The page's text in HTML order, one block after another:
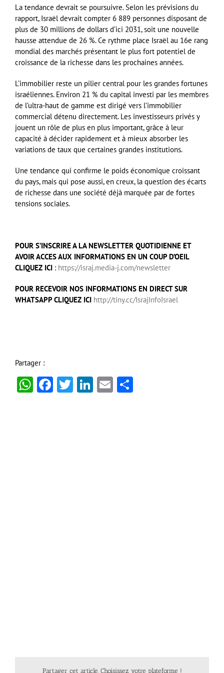
La tendance devrait se poursuivre. Selon les prévisions du
rapport, Israël devrait compter 6 889 personnes disposant de
plus de 30 millions de dollars d’ici 2031, soit une nouvelle
hausse attendue de 26 %. Ce rythme place Israël au 16e rang
mondial des marchés présentant le plus fort potentiel de
croissance de la richesse dans les prochaines années.
L’immobilier reste un pilier central pour les grandes fortunes
israéliennes. Environ 21 % du capital investi par les membres
de l’ultra-haut de gamme est dirigé vers l’immobilier
commercial détenu directement. Les investisseurs privés y
jouent un rôle de plus en plus important, grâce à leur
capacité à décider rapidement et à mieux absorber les
variations de taux que certaines grandes institutions.
Une tendance qui confirme le poids économique croissant
du pays, mais qui pose aussi, en creux, la question des écarts
de richesse dans une société déjà marquée par de fortes
tensions sociales.
POUR S’INSCRIRE A LA NEWSLETTER QUOTIDIENNE ET
AVOIR ACCES AUX INFORMATIONS EN UN COUP D’OEIL
CLIQUEZ ICI : https://israj.media-j.com/newsletter
POUR RECEVOIR NOS INFORMATIONS EN DIRECT SUR
WHATSAPP CLIQUEZ ICI http://tiny.cc/IsrajInfoIsrael
Partager :
WhatsApp
Facebook
Twitter
LinkedIn
Email
Partager cet article, Choisissez votre plateforme !